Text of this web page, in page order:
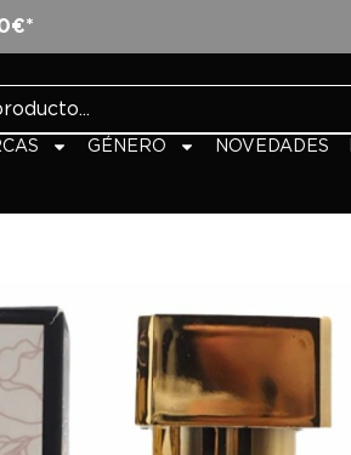
GÉNERO NOVEDADES